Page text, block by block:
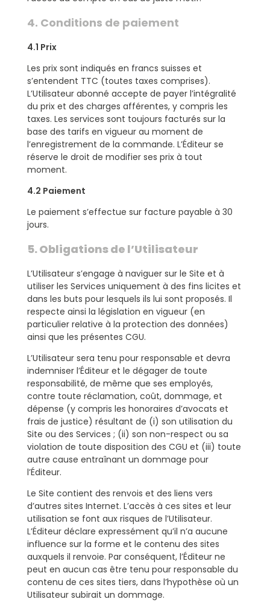
4. Conditions de paiement
4.1 Prix
Les prix sont indiqués en francs suisses et
s’entendent TTC (toutes taxes comprises).
L’Utilisateur abonné accepte de payer l’intégralité
du prix et des charges afférentes, y compris les
taxes. Les services sont toujours facturés sur la
base des tarifs en vigueur au moment de
l’enregistrement de la commande. L’Éditeur se
réserve le droit de modifier ses prix à tout
moment.
4.2 Paiement
Le paiement s’effectue sur facture payable à 30
jours.
5. Obligations de l’Utilisateur
L’Utilisateur s’engage à naviguer sur le Site et à
utiliser les Services uniquement à des fins licites et
dans les buts pour lesquels ils lui sont proposés. Il
respecte ainsi la législation en vigueur (en
particulier relative à la protection des données)
ainsi que les présentes CGU.
L’Utilisateur sera tenu pour responsable et devra
indemniser l’Éditeur et le dégager de toute
responsabilité, de même que ses employés,
contre toute réclamation, coût, dommage, et
dépense (y compris les honoraires d’avocats et
frais de justice) résultant de (i) son utilisation du
Site ou des Services ; (ii) son non-respect ou sa
violation de toute disposition des CGU et (iii) toute
autre cause entraînant un dommage pour
l’Éditeur.
Le Site contient des renvois et des liens vers
d’autres sites Internet. L’accès à ces sites et leur
utilisation se font aux risques de l’Utilisateur.
L’Éditeur déclare expressément qu’il n’a aucune
influence sur la forme et le contenu des sites
auxquels il renvoie. Par conséquent, l’Éditeur ne
peut en aucun cas être tenu pour responsable du
contenu de ces sites tiers, dans l’hypothèse où un
Utilisateur subirait un dommage.